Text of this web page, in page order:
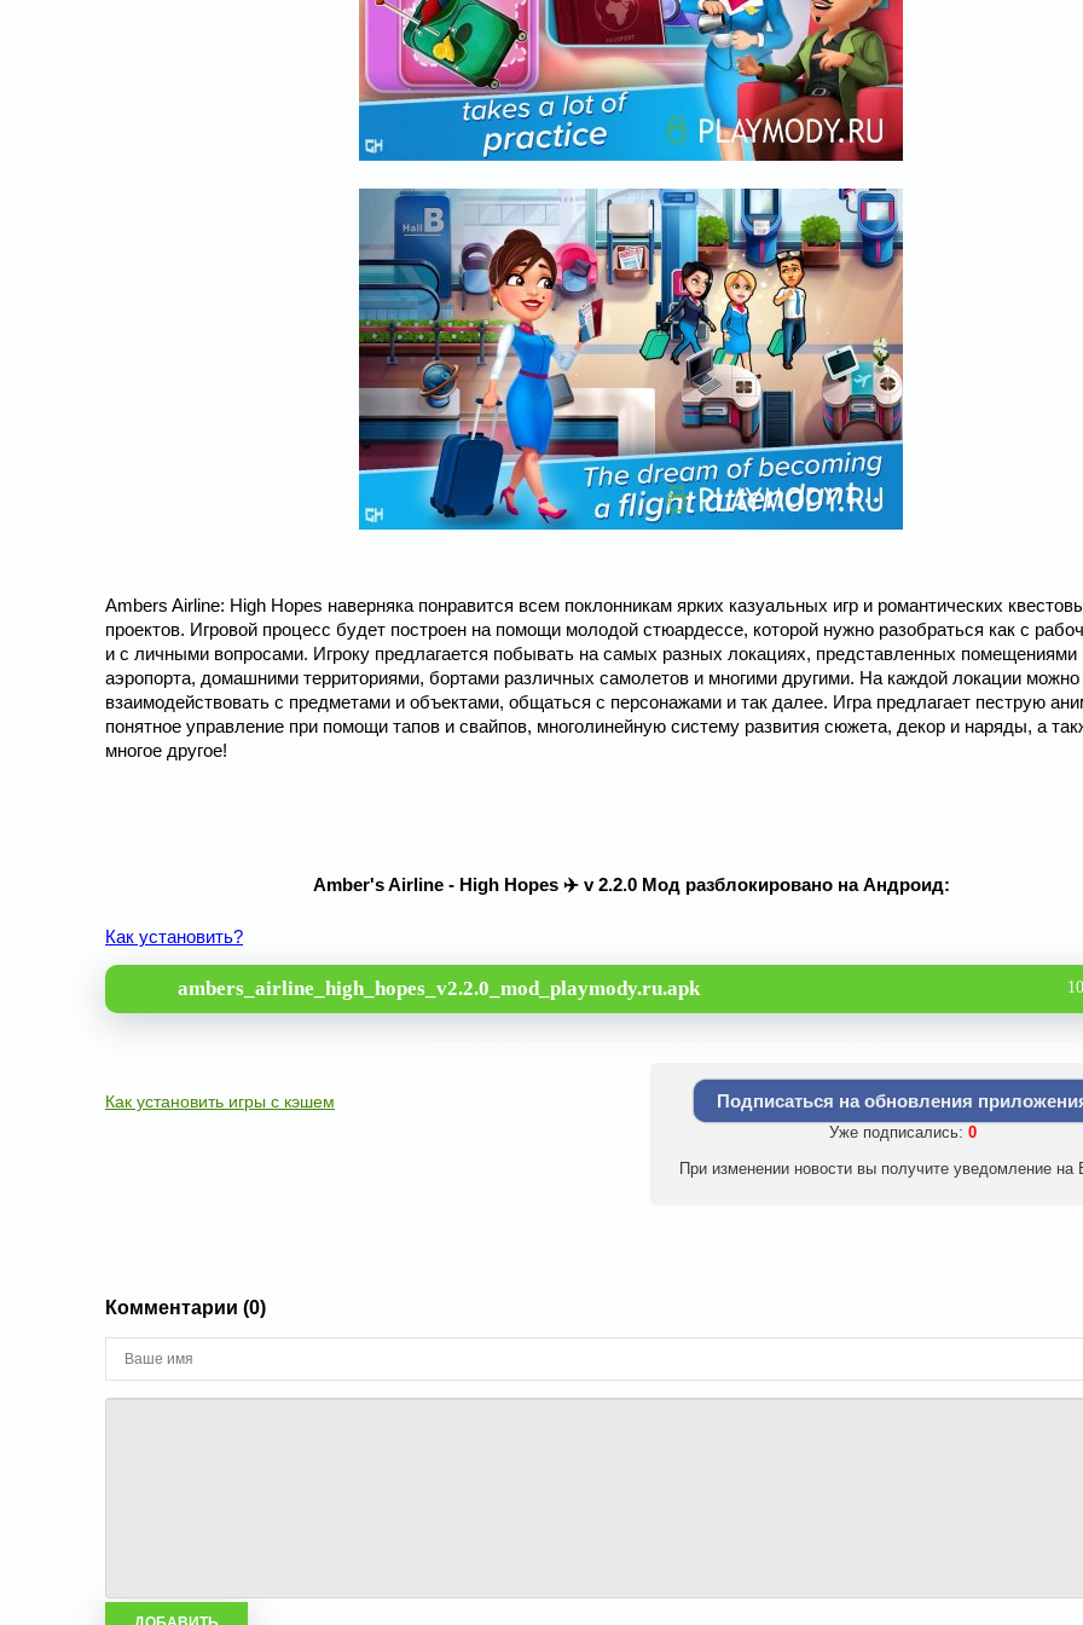
Ambers Airline: High Hopes наверняка понравится всем поклонникам ярких казуальных игр и романтических
проектов. Игровой процесс будет построен на помощи молодой стюардессе, которой нужно разобраться как с
и с личными вопросами. Игроку предлагается побывать на самых разных локациях, представленных помещениями
аэропорта, домашними территориями, бортами различных самолетов и многими другими. На каждой локации можно
взаимодействовать с предметами и объектами, общаться с персонажами и так далее. Игра предлагает пеструю
понятное управление при помощи тапов и свайпов, многолинейную систему развития сюжета, декор и наряды, а
многое другое!
Amber's Airline - High Hopes ✈️ v 2.2.0 Мод разблокировано на Андроид:
Как установить?
ambers_airline_high_hopes_v2.2.0_mod_playmody.ru.apk
Как установить игры с кэшем Подписаться на обновления
Уже подписались: 0
При изменении новости вы получите уведомление на
Комментарии (0)